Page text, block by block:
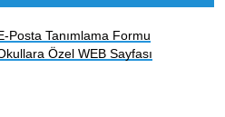
Posta Tanımlama Formu
Özel WEB Sayfası